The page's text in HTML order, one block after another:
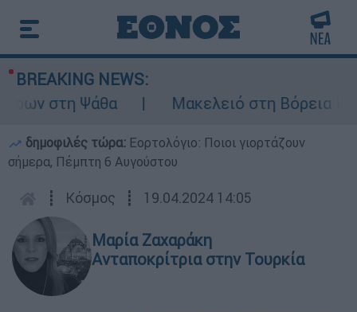
BREAKING NEWS:
στη Ψάθα
Μακελειό στη Βόρεια
δημοφιλές τώρα: Εορτολόγιο: Ποιοι γιορτάζουν
σήμερα, Πέμπτη 6 Αυγούστου
┋ Κόσμος ┋ 19.04.2024 14:05
Μαρία Ζαχαράκη
Ανταποκρίτρια στην Τουρκία